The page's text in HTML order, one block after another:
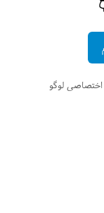
لوگو